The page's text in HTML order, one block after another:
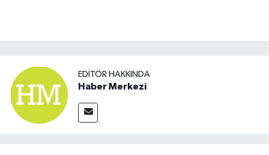
EDITÖR HAKKINDA
Haber Merkezi